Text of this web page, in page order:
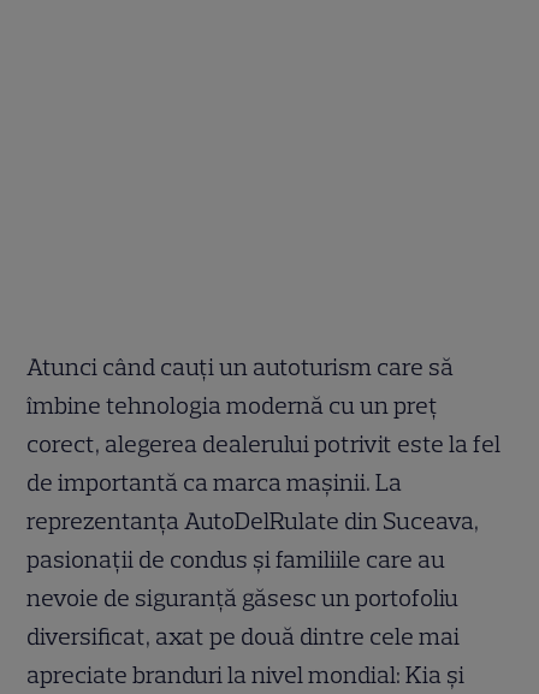
Atunci când cauți un autoturism care să
îmbine tehnologia modernă cu un preț
corect, alegerea dealerului potrivit este la fel
de importantă ca marca mașinii. La
reprezentanța AutoDelRulate din Suceava,
pasionații de condus și familiile care au
nevoie de siguranță găsesc un portofoliu
diversificat, axat pe două dintre cele mai
apreciate branduri la nivel mondial: Kia și